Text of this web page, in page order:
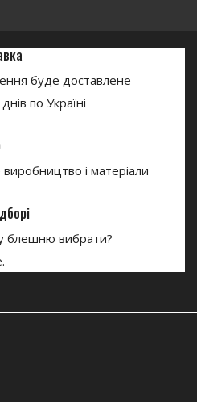
буде доставлене
по Україні
виробництво і матеріали
блешню вибрати?